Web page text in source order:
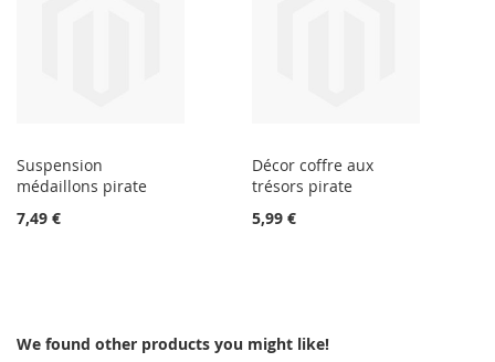
Suspension
médaillons pirate
7,49 €
Décor coffre aux
trésors pirate
5,99 €
We found other products you might like!